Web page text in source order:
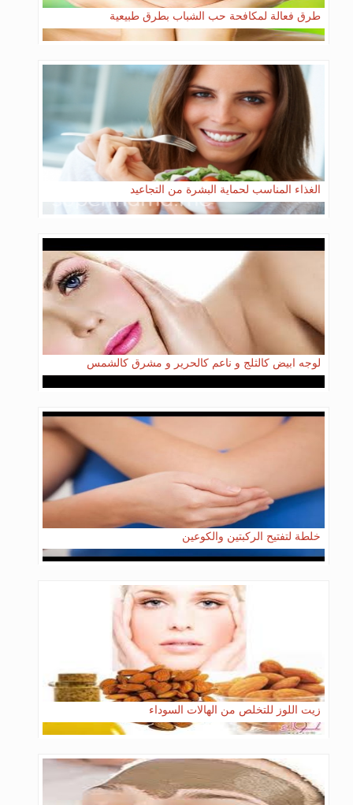
طرق فعالة لمكافحة حب الشباب بطرق طبيعية
الغذاء المناسب لحماية البشرة من التجاعيد
لوجه ابيض كالثلج و ناعم كالحرير و مشرق كالشمس
خلطة لتفتيح الركبتين والكوعين
زيت اللوز للتخلص من الهالات السوداء